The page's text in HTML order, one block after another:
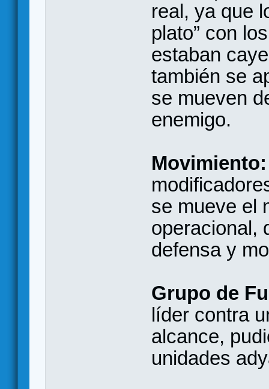
real, ya que
plato” con
estaban
también se
se mueven
enemigo.
se mueve el
operacional,
defensa y
Grupo de
líder contra
alcance,
unidades